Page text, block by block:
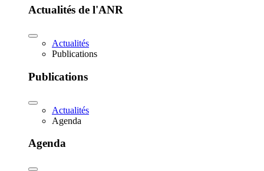
Actualités de l'ANR
Actualités
Publications
Publications
Actualités
Agenda
Agenda